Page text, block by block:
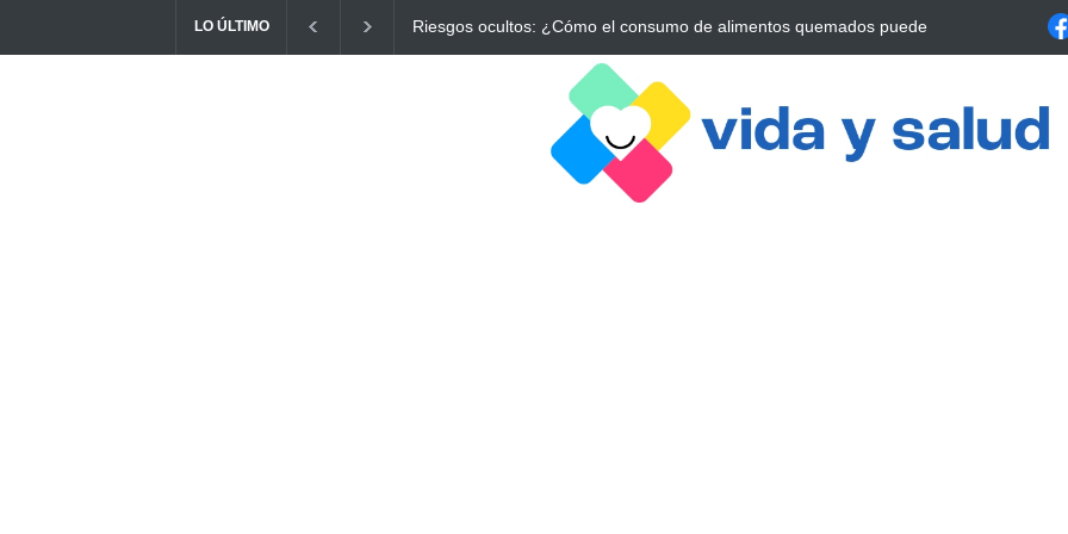
LO ÚLTIMO Ayuno Digital: La Estrategia Esencial para Mejorar tu Bienestar La conexión vital